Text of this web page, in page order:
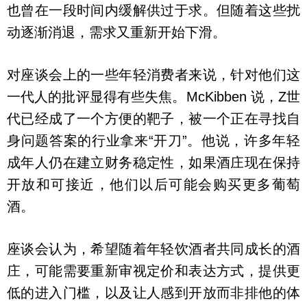
也曾在一段时间内缓解供过于求。但随着这些扰
动逐渐消退，需求又重新开始下滑。
对座谈会上的一些年轻消费者来说，针对他们这
一代人的批评显得有些失焦。McKibben 说，Z世
代已经成了一个方便的靶子，被一个正在寻找自
身问题答案的行业拿来“开刀”。他说，许多年轻
成年人仍在建立财务稳定性，如果酒庄现在保持
开放和可接近，他们以后可能会购买更多葡萄
酒。
座谈会认为，希望随着年轻饮酒者共同成长的酒
庄，可能需要重新审视定价和表达方式，提供更
低的进入门槛，以及让人感到开放而非排他的体